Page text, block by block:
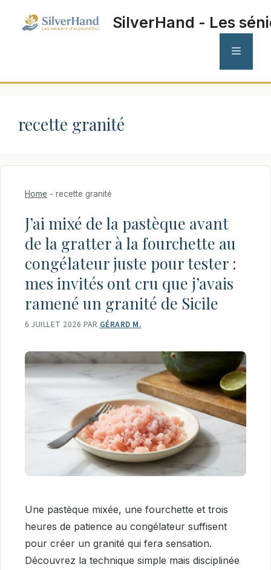
SilverHand - Les
MENU
recette granité
Home - recette granité
J’ai mixé de la pastèque avant
de la gratter à la fourchette au
congélateur juste pour tester :
mes invités ont cru que j’avais
ramené un granité de Sicile
6 JUILLET 2026 PAR GÉRARD M.
Une pastèque mixée, une fourchette et trois
heures de patience au congélateur suffisent
pour créer un granité qui fera sensation.
Découvrez la technique simple mais disciplinée